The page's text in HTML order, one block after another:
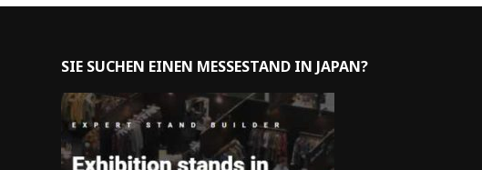
SIE SUCHEN EINEN MESSESTAND IN JAPAN?